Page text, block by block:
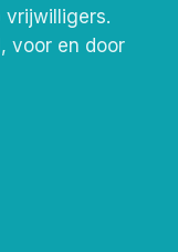
vrijwilligers.
voor en door